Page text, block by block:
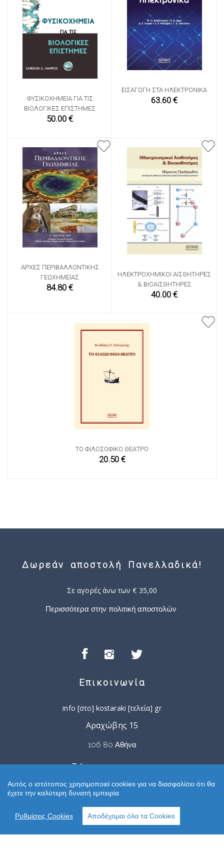
ΦΥΣΙΚΟΧΗΜΕΊΑ ΓΙΑ ΤΙΣ
ΒΙΟΛΟΓΙΚΈΣ ΕΠΙΣΤΉΜΕΣ
50.00 €
ΕΙΣΑΓΩΓΉ ΣΤΑ ΗΛΕΚΤΡΟΝΙΚΆ
63.60 €
ΑΡΧΈΣ ΠΕΡΙΒΑΛΛΟΝΤΙΚΉΣ
ΓΕΩΧΗΜΕΊΑΣ
84.80 €
ΗΛΕΚΤΡΟΧΗΜΙΚΟΊ ΑΙΣΘΗΤΉΡΕΣ
& ΒΙΟΑΙΣΘΗΤΉΡΕΣ
40.00 €
ΤΟ ΦΙΛΟΣΟΦΙΚΌ ΘΈΑΤΡΟ
20.50 €
Δωρεάν αποστολή Πανελλαδικά!
Σε αγορές άνω των € 35,00
Περισσότερα στην πολιτική αποστολών
Επικοινωνία
info [στο] kostaraki [τελεία] gr
Αραχώβης 15
106 80 Αθήνα
Τηλ: +30 210 77 00 55 9
Ωράριο
ΔΕΥΤΕΡΑ-ΠΑΡΑΣΚΕΥΗ:
Αυτός ο ιστότοπος χρησιμοποιεί cookies για να διασφαλίσει ότι θα
έχετε την καλύτερη δυνατή εμπειρία
Ρυθμίσεις Cookies Αποδέχομαι όλα τα Cookies